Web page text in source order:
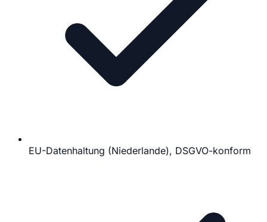
EU-Datenhaltung (Niederlande), DSGVO-konform